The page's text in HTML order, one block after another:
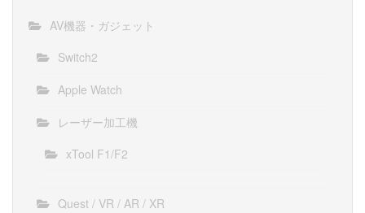
AV機器・ガジェット
Switch2
Apple Watch
レーザー加工機
xTool F1/F2
Quest / VR / AR / XR